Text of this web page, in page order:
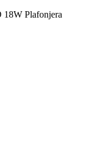
Plafonjera